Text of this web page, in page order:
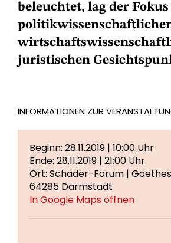
beleuchtet, lag der
juristischen
INFORMATIONEN ZUR
Beginn: 28.11.2019 | 10:00 Uhr
Ende: 28.11.2019 | 21:00 Uhr
Ort: Schader-Forum |
64285 Darmstadt
In Google Maps öffnen